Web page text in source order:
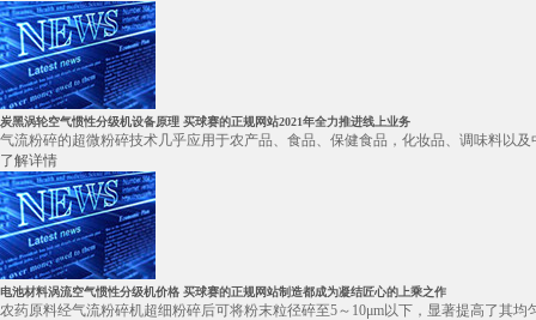
炭黑涡轮空气惯性分级机设备原理 买球赛的正规网站2021年全力推进线上业务
气流粉碎的超微粉碎技术几乎应用于农产品、食品、保健食品，化妆品、调味料以
了解详情
电池材料涡流空气惯性分级机价格 买球赛的正规网站制造都成为凝结匠心的上乘之作
农药原料经气流粉碎机超细粉碎后可将粉末粒径碎至5～10μm以下，显著提高了其